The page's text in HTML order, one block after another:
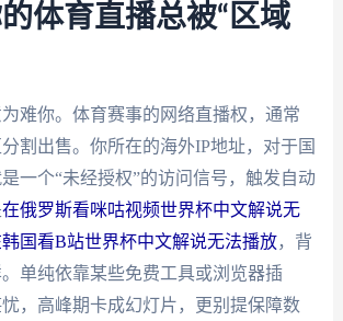
体育直播总被“区域
难你。体育赛事的网络直播权，通常
割出售。你所在的海外IP地址，对于国
一个“未经授权”的访问信号，触发自动
在俄罗斯看咪咕视频世界杯中文解说无
国看B站世界杯中文解说无法播放，背
单纯依靠某些免费工具或浏览器插
，高峰期卡成幻灯片，更别提保障数